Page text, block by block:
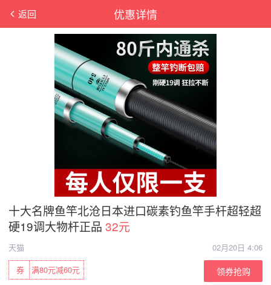
优惠详情
返回
十大名牌鱼竿北沧日本进口碳素钓鱼竿手杆超轻超
硬19调大物杆正品 32元
天猫
02月20日 4:06
满80元减60元
券 领券抢购